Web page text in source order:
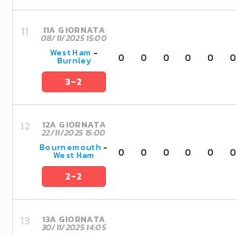
11A GIORNATA
08/11/2025 15:00
West Ham -
Burnley
3-2
0 0 0 0 0 0
12A GIORNATA
22/11/2025 15:00
Bournemouth-
West Ham
2-2
0 0 0 0 0 0
13A GIORNATA
30/11/2025 14:05